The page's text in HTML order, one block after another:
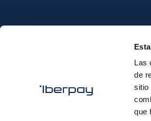
Las
de
sitio
que